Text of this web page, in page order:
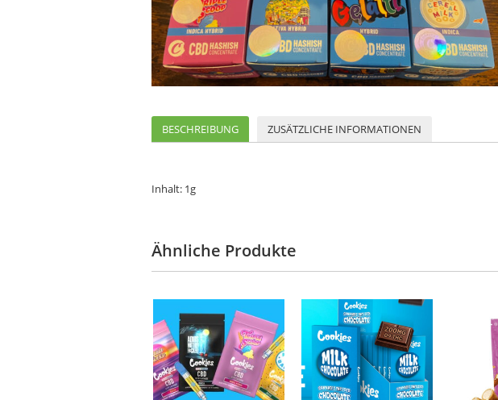
BESCHREIBUNG ZUSÄTZLICHE INFORMATIONEN
Inhalt: 1g
Ähnliche Produkte